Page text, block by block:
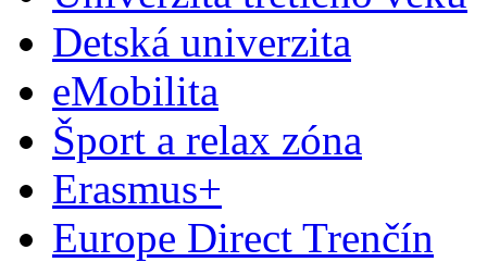
Detská univerzita
eMobilita
Šport a relax zóna
Erasmus+
Europe Direct Trenčín